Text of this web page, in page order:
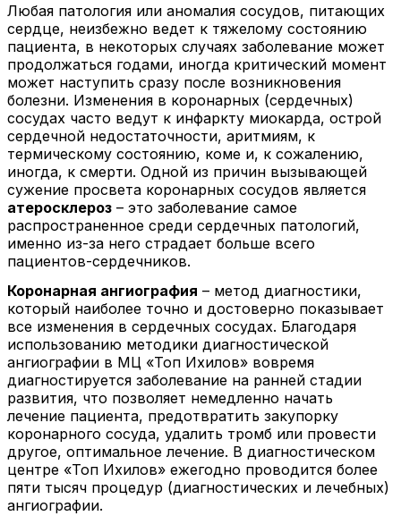
Любая патология или аномалия сосудов, питающих
сердце, неизбежно ведет к тяжелому состоянию
пациента, в некоторых случаях заболевание может
продолжаться годами, иногда критический момент
может наступить сразу после возникновения
болезни. Изменения в коронарных (сердечных)
сосудах часто ведут к инфаркту миокарда, острой
сердечной недостаточности, аритмиям, к
термическому состоянию, коме и, к сожалению,
иногда, к смерти. Одной из причин вызывающей
сужение просвета коронарных сосудов является
атеросклероз – это заболевание самое
распространенное среди сердечных патологий,
именно из-за него страдает больше всего
пациентов-сердечников.
Коронарная ангиография – метод диагностики,
который наиболее точно и достоверно показывает
все изменения в сердечных сосудах. Благодаря
использованию методики диагностической
ангиографии в МЦ «Топ Ихилов» вовремя
диагностируется заболевание на ранней стадии
развития, что позволяет немедленно начать
лечение пациента, предотвратить закупорку
коронарного сосуда, удалить тромб или провести
другое, оптимальное лечение. В диагностическом
центре «Топ Ихилов» ежегодно проводится более
пяти тысяч процедур (диагностических и лечебных)
ангиографии.